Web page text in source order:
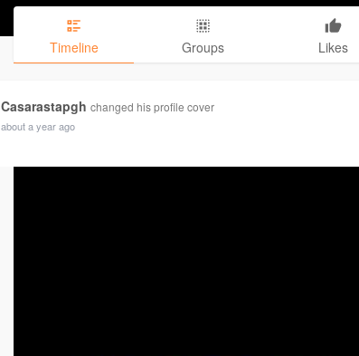
Timeline Groups Likes
Casarastapgh changed his profile cover
about a year ago